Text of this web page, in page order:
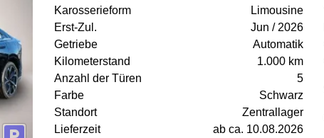
Karosserieform
Limousine
Erst-Zul.
Jun / 2026
Getriebe
Automatik
Kilometerstand
1.000 km
Anzahl der Türen
5
Farbe
Schwarz
Standort
Zentrallager
Lieferzeit
ab ca. 10.08.2026